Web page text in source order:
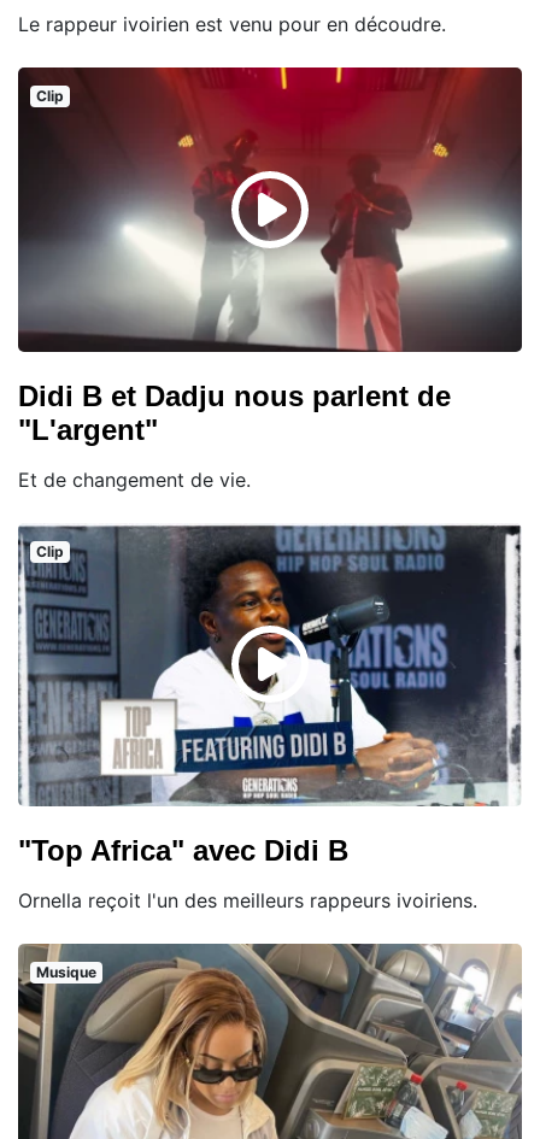
Le rappeur ivoirien est venu pour en découdre.
Clip
Didi B et Dadju nous parlent de
"L'argent"
Et de changement de vie.
Clip
"Top Africa" avec Didi B
Ornella reçoit l'un des meilleurs rappeurs ivoiriens.
Musique